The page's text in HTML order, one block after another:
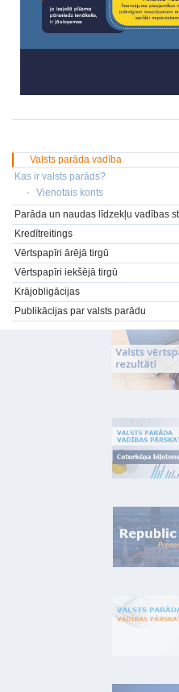
Valsts parāda vadība
Kas ir valsts parāds?
Vienotais konts
Parāda un naudas līdzekļu vadības
Kredītreitings
Vērtspapīri ārējā tirgū
Vērtspapīri iekšējā tirgū
Krājobligācijas
Publikācijas par valsts parādu